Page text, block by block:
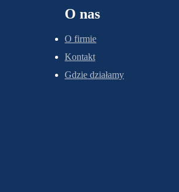
O nas
O firmie
Kontakt
Gdzie działamy